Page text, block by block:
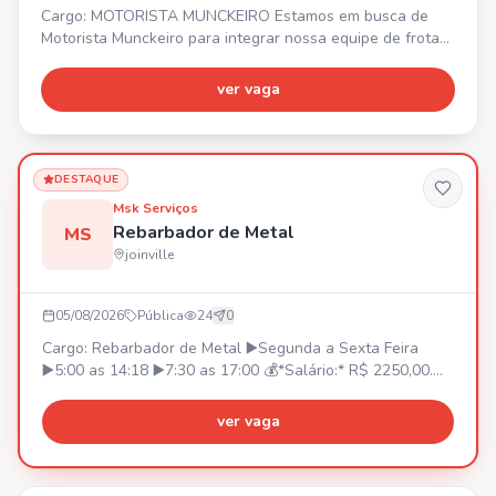
Cargo: MOTORISTA MUNCKEIRO Estamos em busca de
Motorista Munckeiro para integrar nossa equipe de frotas.
Disponibilidade para viajar • Certificado ATUALIZADO de
operador Benefícios: • 💰 Vale alimentação R$ 620,60 •
ver vaga
DESTAQUE
MS
Msk Serviços
Rebarbador de Metal
joinville
05/08/2026 Pública 24 0
Cargo: Rebarbador de Metal ▶️Segunda a Sexta Feira
▶️5:00 as 14:18 ▶️7:30 as 17:00 💰*Salário:* R$ 2250,00.
350,00 *(A partir da contratação)*. •Podendo chegar a
R$500,00 *(Conforme critérios estabelecidos pela
ver vaga